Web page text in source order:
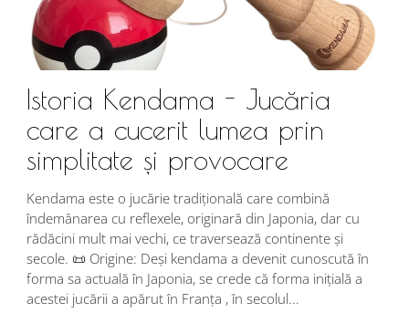
Istoria Kendama - Jucăria
care a cucerit lumea prin
simplitate și provocare
Kendama este o jucărie tradițională care combină
îndemânarea cu reflexele, originară din Japonia, dar cu
rădăcini mult mai vechi, ce traversează continente și
secole. 📜 Origine: Deși kendama a devenit cunoscută în
forma sa actuală în Japonia, se crede că forma inițială a
acestei jucării a apărut în Franța , în secolul...